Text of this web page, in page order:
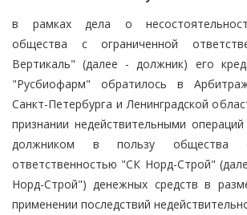
в рамках дела о
общества с ограниченной
Вертикаль" (далее - должник) его
"Русбиофарм" обратилось в
Санкт-Петербурга и Ленинградской
признании недействительными
должником в пользу общества с
ответственностью "СК Норд-Строй"
Норд-Строй") денежных средств в
применении последствий